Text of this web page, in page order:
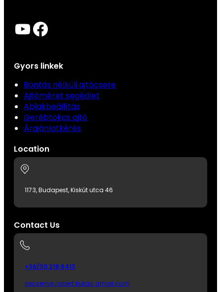
YouTube Facebook
Gyors linkek
Bontás nélküli ajtócsere
Ajtóméret segédlet
Ablakbeállítás
Gerébtokos ajtó
Árajánlatkérés
Location
1173, Budapest, Kiskút utca 46
Contact Us
+36/30 218 6413
pecsenye.robert kukac gmail.com